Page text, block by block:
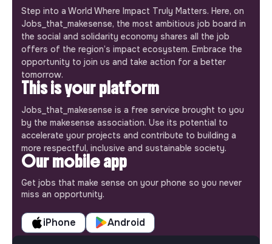
Step into a World Where Impact Truly Matters. Here, on
Jobs_that_makesense, the most ambitious job board in
the social and solidarity economy shares all the job
offers of the region’s impact ecosystem. Embrace the
opportunity to join us and take action for a better
tomorrow.
This is your platform
Jobs_that_makesense is a free service brought to you
by the makesense association. Use its potential to
accelerate your projects and contribute to building a
more respectful, inclusive and sustainable society.
Our mobile app
Get jobs that make sense on your phone so you never
miss an opportunity.
iPhone Android